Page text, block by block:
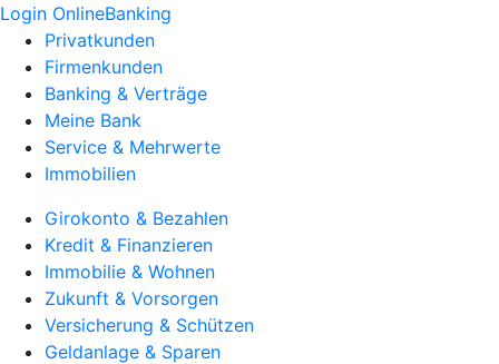
Login OnlineBanking
Privatkunden
Firmenkunden
Banking & Verträge
Meine Bank
Service & Mehrwerte
Immobilien
Girokonto & Bezahlen
Kredit & Finanzieren
Immobilie & Wohnen
Zukunft & Vorsorgen
Versicherung & Schützen
Geldanlage & Sparen